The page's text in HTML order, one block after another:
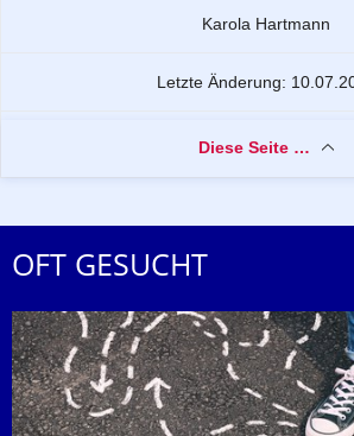
Karola Hartmann
Letzte Änderung:
Diese Seite …
OFT GESUCHT